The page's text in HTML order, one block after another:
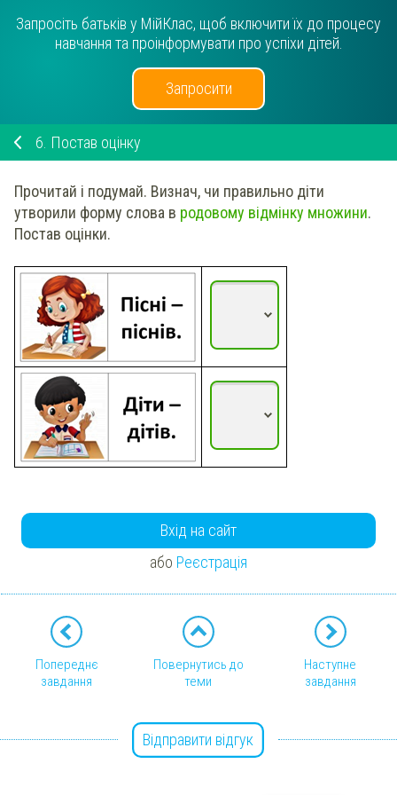
Запросіть батьків у МійКлас, щоб включити їх до процесу
навчання та проінформувати про успіхи дітей.
Запросити
6. Постав оцінку
Прочитай і подумай. Визнач, чи правильно діти
утворили форму слова в родовому відмінку множини.
Постав оцінки.
Вхід на сайт
або Реєстрація
Попереднє
завдання
Повернутись до
теми
Наступне
завдання
Відправити відгук